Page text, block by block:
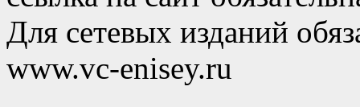
Для сетевых изданий
www.vc-enisey.ru